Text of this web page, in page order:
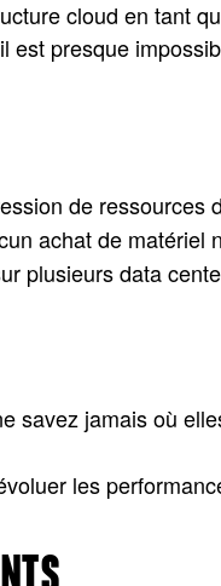
cloud en tant
presque
de ressources
achat de matériel
plusieurs data
savez jamais où
les